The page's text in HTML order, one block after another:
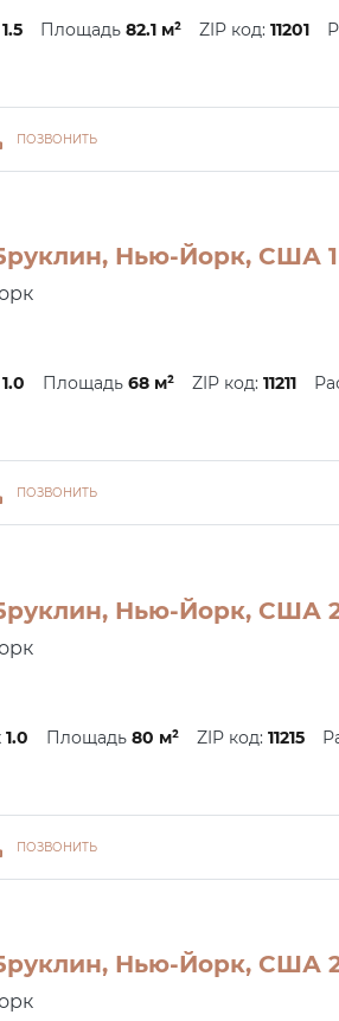
1.5 Площадь 82.1 м² ZIP код: 11201
ПОЗВОНИТЬ
Нью-Йорк, США
1.0 Площадь 68 м² ZIP код: 11211
ПОЗВОНИТЬ
Нью-Йорк, США
1.0 Площадь 80 м² ZIP код: 11215
ПОЗВОНИТЬ
Нью-Йорк, США